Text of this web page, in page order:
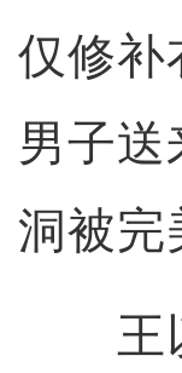
仅修补
男子
洞被完
王以